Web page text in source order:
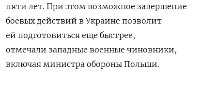
пяти лет. При этом возможное завершение
боевых действий в Украине позволит
ей подготовиться еще быстрее,
отмечали западные военные чиновники,
включая министра обороны Польши.